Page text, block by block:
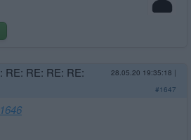
RE: RE: RE: RE:
28.05.20 19:35:18 |
#1647